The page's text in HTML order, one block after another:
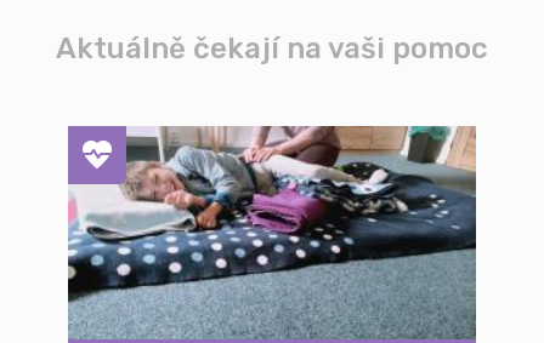
Aktuálně čekají na vaši pomoc